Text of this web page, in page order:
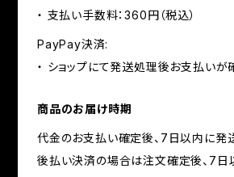
・ 支払い手数料：360円（税込）
PayPay決済:
・ ショップにて発送処理後お支払いが
商品のお届け時期
代金のお支払い確定後、7日以内に発送
後払い決済の場合は注文確定後、7日